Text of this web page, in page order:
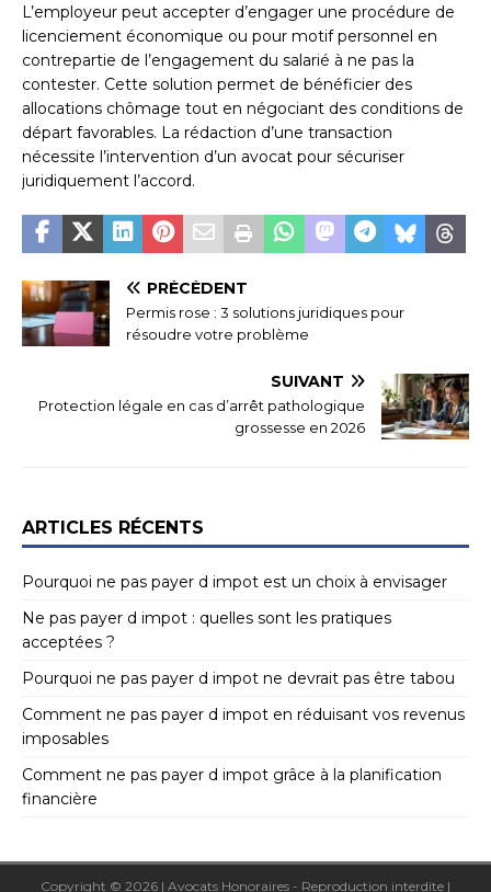
L’employeur peut accepter d’engager une procédure de
licenciement économique ou pour motif personnel en
contrepartie de l’engagement du salarié à ne pas la
contester. Cette solution permet de bénéficier des
allocations chômage tout en négociant des conditions de
départ favorables. La rédaction d’une transaction
nécessite l’intervention d’un avocat pour sécuriser
juridiquement l’accord.
PRÉCÉDENT
Permis rose : 3 solutions juridiques pour
résoudre votre problème
SUIVANT
Protection légale en cas d’arrêt pathologique
grossesse en 2026
ARTICLES RÉCENTS
Pourquoi ne pas payer d impot est un choix à envisager
Ne pas payer d impot : quelles sont les pratiques
acceptées ?
Pourquoi ne pas payer d impot ne devrait pas être tabou
Comment ne pas payer d impot en réduisant vos revenus
imposables
Comment ne pas payer d impot grâce à la planification
financière
Copyright © 2026 | Avocats Honoraires - Reproduction interdite |